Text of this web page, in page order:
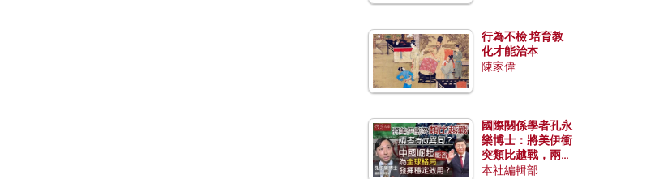
行為不檢 培育教
化才能治本
陳家偉
國際關係學者孔永
樂博士：將美伊衝
突類比越戰，兩者
有何異同？中國崛
本社編輯部